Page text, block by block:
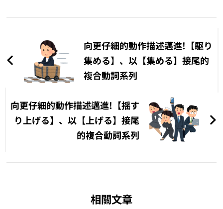
導
向更仔細的動作描述邁進!【駆り
集める】、以【集める】接尾的
複合動詞系列
向更仔細的動作描述邁進!【揺す
り上げる】、以【上げる】接尾
的複合動詞系列
相關文章